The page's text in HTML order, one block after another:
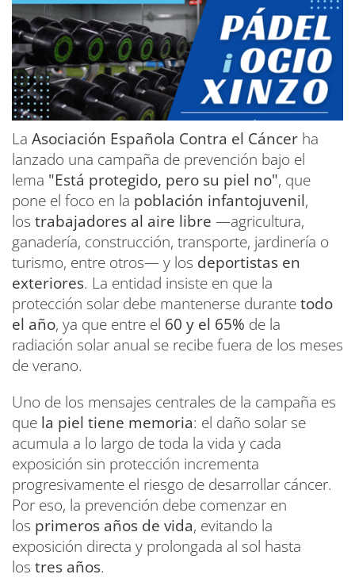
La Asociación Española Contra el Cáncer ha
lanzado una campaña de prevención bajo el
lema "Está protegido, pero su piel no", que
pone el foco en la población infantojuvenil,
los trabajadores al aire libre —agricultura,
ganadería, construcción, transporte, jardinería o
turismo, entre otros— y los deportistas en
exteriores. La entidad insiste en que la
protección solar debe mantenerse durantetodo
el año, ya que entre el 60 y el 65% de la
radiación solar anual se recibe fuera de los meses
de verano.
Uno de los mensajes centrales de la campaña es
que la piel tiene memoria: el daño solar se
acumula a lo largo de toda la vida y cada
exposición sin protección incrementa
progresivamente el riesgo de desarrollar cáncer.
Por eso, la prevención debe comenzar en
los primeros años de vida, evitando la
exposición directa y prolongada al sol hasta
los tres años.